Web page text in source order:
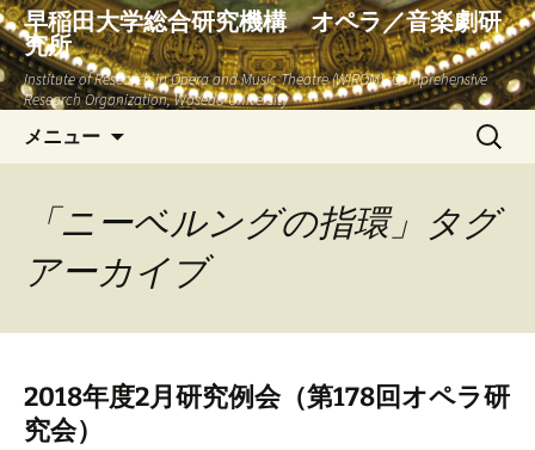
早稲田大学総合研究機構 オペラ／音楽劇研
究所
Institute of Research in Opera and Music Theatre (WIROM), Comprehensive
Research Organization, Waseda University
メニュー
へ
プ
検
索:
「ニーベルングの指環」タグ
アーカイブ
2018年度2月研究例会（第178回オペラ研
究会）